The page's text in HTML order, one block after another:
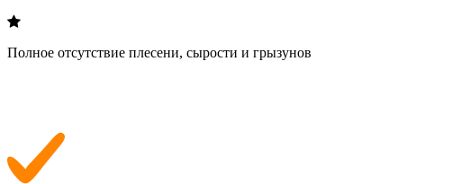
Полное отсутствие плесени, сырости и грызунов